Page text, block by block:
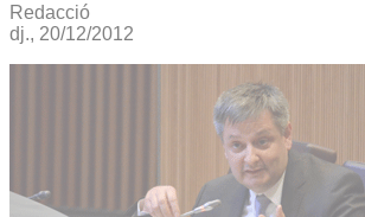
Redacció
dj., 20/12/2012